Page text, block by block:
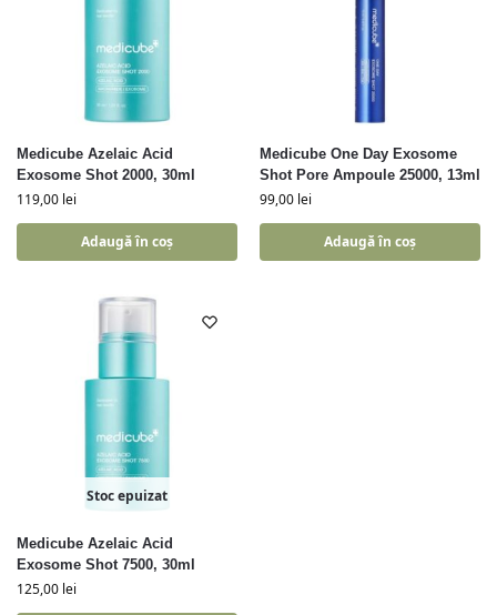
Medicube Azelaic Acid
Exosome Shot 2000, 30ml
119,00 lei
Adaugă în coș
Medicube One Day Exosome
Shot Pore Ampoule 25000, 13ml
99,00 lei
Adaugă în coș
Stoc epuizat
Medicube Azelaic Acid
Exosome Shot 7500, 30ml
125,00 lei